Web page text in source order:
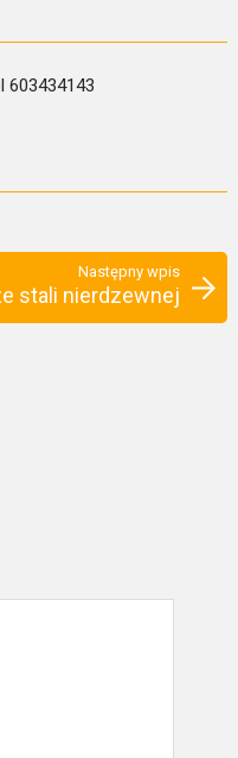
603434143
Następny wpis
stali nierdzewnej